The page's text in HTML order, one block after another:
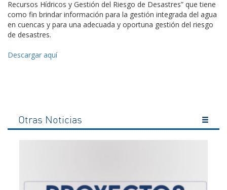
Recursos Hídricos y Gestión del Riesgo de Desastres” que tiene
como fin brindar información para la gestión integrada del agua
en cuencas y para una adecuada y oportuna gestión del riesgo
de desastres.
Descargar aquí
Otras Noticias